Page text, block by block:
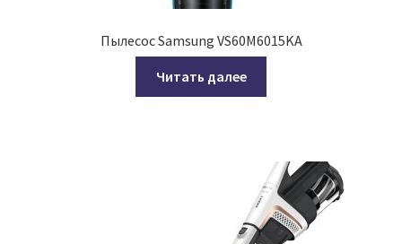
Пылесос Samsung VS60M6015KA
Читать далее